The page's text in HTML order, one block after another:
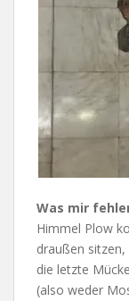
Was mir
Himmel Plow
draußen
die letzte
(also weder